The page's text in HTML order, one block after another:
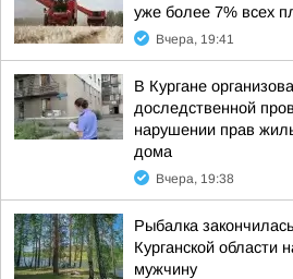
уже более 7% всех
Вчера, 19:41
В Кургане
доследственной
нарушении прав
дома
Вчера, 19:38
Рыбалка
Курганской области
мужчину